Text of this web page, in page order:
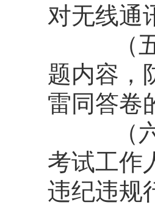
对无线通
（五）
题内容，
雷同答卷
（六）
考试工作
违纪违规